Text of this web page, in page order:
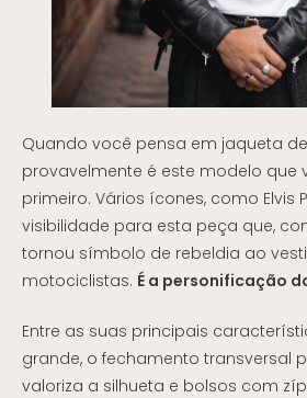
Quando você pensa em jaqueta
provavelmente é este modelo que
primeiro. Vários ícones, como Elvis
visibilidade para esta peça que,
tornou símbolo de rebeldia ao
motociclistas. É a personificação
Entre as suas principais
grande, o fechamento transversal
valoriza a silhueta e bolsos com